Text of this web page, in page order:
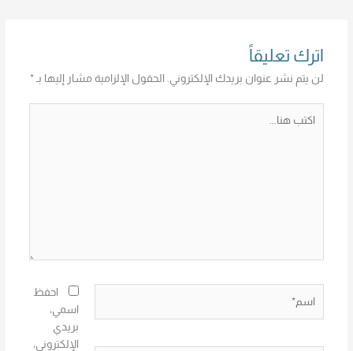
اترك تعليقاً
لن يتم نشر عنوان بريدك الإلكتروني. الحقول الإلزامية مشار إليها بـ *
احفظ
اسمي،
بريدي
الإلكتروني،